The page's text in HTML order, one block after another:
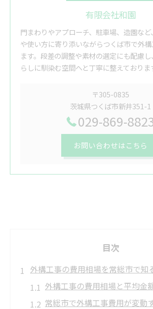
有限会社和園
門まわりやアプローチ、駐車場、造園な
や使い方に寄り添いながらつくば市で外
ます。段差の調整や素材の選定にも配慮
らしに馴染む空間へと丁寧に整えておりま
〒305-0835
茨城県つくば市新井351-1
029-869-
お問い合わせはこちら
目次
外構工事の費用相場を常総市で知
外構工事の費用相場と平均金
常総市で外構工事費用が変動